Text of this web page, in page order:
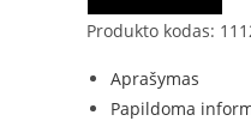
TREOX
GELIS
SUDIRGUSIAI
ODAI,
Produkto kodas:
Aprašymas
Papildoma